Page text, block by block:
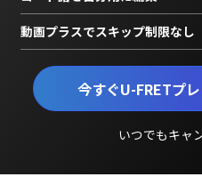
今すぐU-FRETプ
いつでもキャ
動画プラスでスキップ制限なし